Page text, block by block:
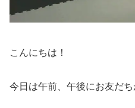
こんにちは！
今日は午前、午後にお友だち